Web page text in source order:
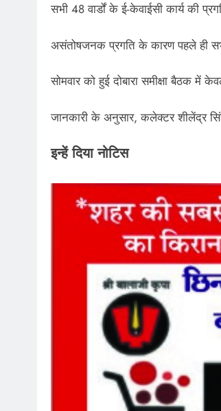
सभी 48 वार्डों के ई-केवाईसी कार्य की
असंतोषजनक प्रगति के कारण पहले ही
सोमवार को हुई दोबारा समीक्षा बैठक में
जानकारी के अनुसार, कलेक्टर शीलेंद्र
इन्हें दिया नोटिस